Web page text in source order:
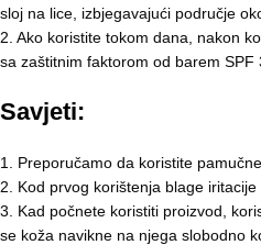
sloj na lice, izbjegavajući područje
2. Ako koristite tokom dana, nakon
sa zaštitnim faktorom od barem SPF
Savjeti:
1. Preporučamo da koristite
2. Kod prvog korištenja blage iritacije
3. Kad počnete koristiti proizvod,
se koža navikne na njega slobodno